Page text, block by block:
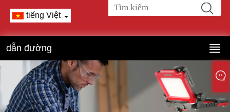
tiếng Việt
dẫn đường